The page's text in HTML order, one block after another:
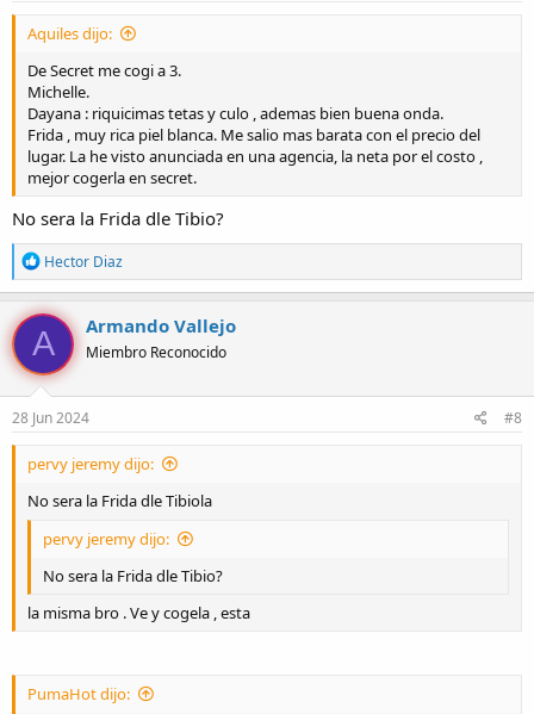
Aquiles dijo:
De Secret me cogi a 3.
Michelle.
Dayana : riquicimas tetas y culo , ademas bien buena onda.
Frida , muy rica piel blanca. Me salio mas barata con el precio del
lugar. La he visto anunciada en una agencia, la neta por el costo ,
mejor cogerla en secret.
No sera la Frida dle Tibio?
R
e
a
c
c
i
o
n
e
Hector Diaz
A Armando Vallejo
Miembro Reconocido
28 Jun 2024 #8
pervy jeremy dijo:
No sera la Frida dle Tibiola
pervy jeremy dijo:
No sera la Frida dle Tibio?
la misma bro . Ve y cogela , esta
PumaHot dijo: